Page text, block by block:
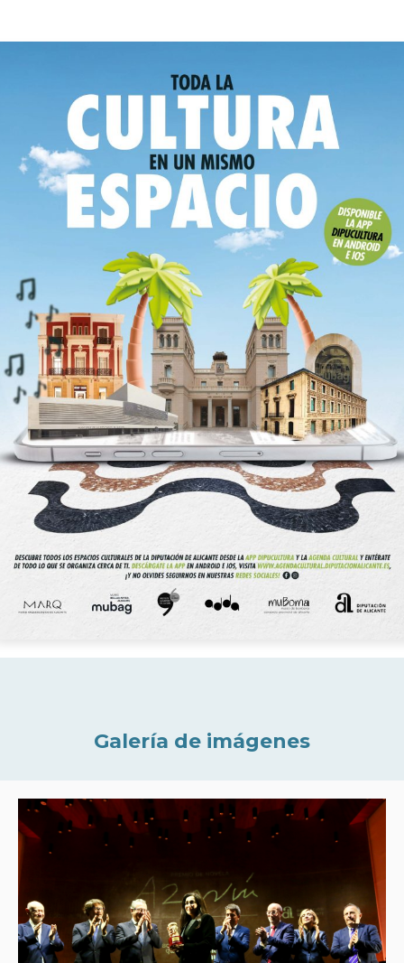
Galería de imágenes